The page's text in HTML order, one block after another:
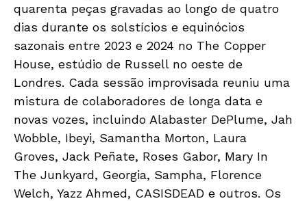
quarenta peças gravadas ao longo de quatro
dias durante os solstícios e equinócios
sazonais entre 2023 e 2024 no The Copper
House, estúdio de Russell no oeste de
Londres. Cada sessão improvisada reuniu uma
mistura de colaboradores de longa data e
novas vozes, incluindo Alabaster DePlume, Jah
Wobble, Ibeyi, Samantha Morton, Laura
Groves, Jack Peñate, Roses Gabor, Mary In
The Junkyard, Georgia, Sampha, Florence
Welch, Yazz Ahmed, CASISDEAD e outros. Os